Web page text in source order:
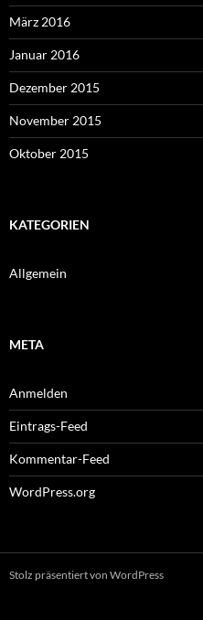
März 2016
Januar 2016
Dezember 2015
November 2015
Oktober 2015
KATEGORIEN
Allgemein
META
Anmelden
Eintrags-Feed
Kommentar-Feed
WordPress.org
Stolz präsentiert von WordPress